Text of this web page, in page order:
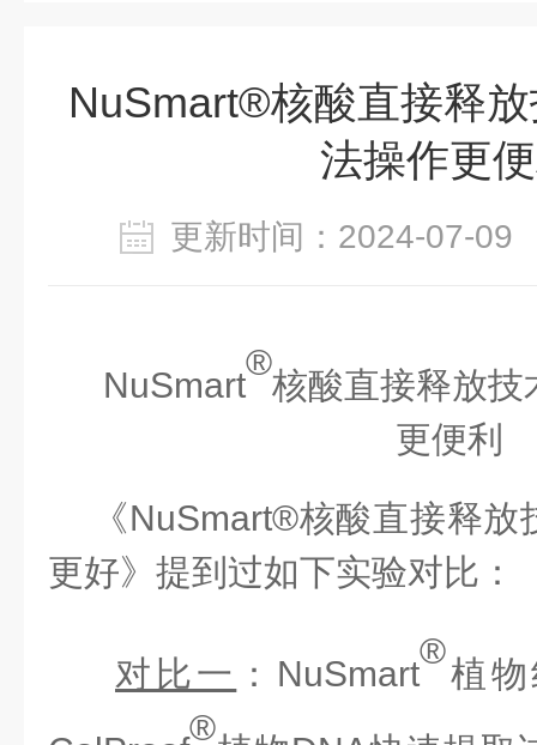
NuSmart®核酸直接释
法操作更
更新时间：2024-07-
NuSmart
®
核酸直接释放技
更便利
《NuSmart®核酸直接释放
更好》提到过如下实验对比：
对比一 ： NuSmart
®
植
®